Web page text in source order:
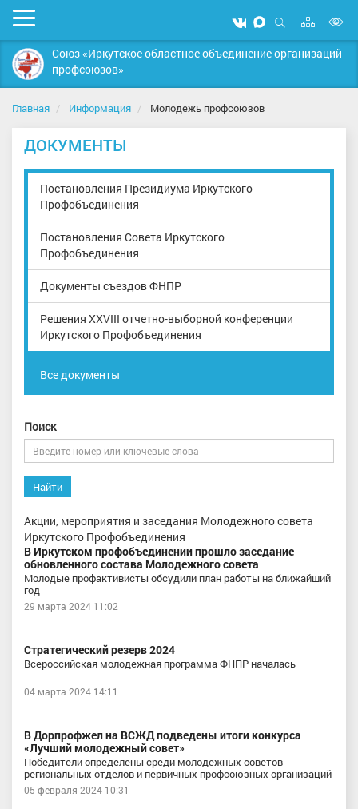
Мобильное
меню
Мы
вконтакте
Мы
в
MAX
Открыть
поиск
Карта
сайта
Союз «Иркутское областное объединение организаций
профсоюзов»
Главная Информация Молодежь профсоюзов
ДОКУМЕНТЫ
Постановления Президиума Иркутского
Профобъединения
Постановления Совета Иркутского
Профобъединения
Документы съездов ФНПР
Решения XXVIII отчетно-выборной конференции
Иркутского Профобъединения
Все документы
Поиск
Найти
Акции, мероприятия и заседания Молодежного совета
Иркутского Профобъединения
В Иркутском профобъединении прошло заседание
обновленного состава Молодежного совета
Молодые профактивисты обсудили план работы на ближайший
год
29 марта 2024 11:02
Стратегический резерв 2024
Всероссийская молодежная программа ФНПР началась
04 марта 2024 14:11
В Дорпрофжел на ВСЖД подведены итоги конкурса
«Лучший молодежный совет»
Победители определены среди молодежных советов
региональных отделов и первичных профсоюзных организаций
05 февраля 2024 10:31